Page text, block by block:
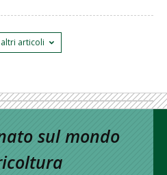
articoli
sul mondo